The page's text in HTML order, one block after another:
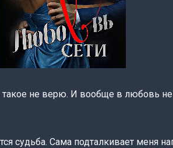
не верю. И вообще в любовь
судьба. Сама подталкивает меня